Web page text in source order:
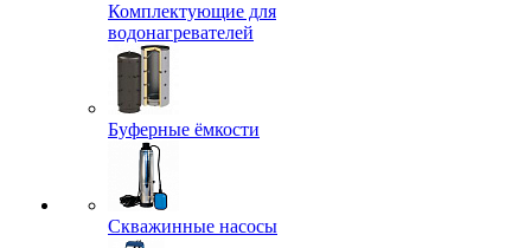
Комплектующие для
водонагревателей
Буферные ёмкости
Скважинные насосы